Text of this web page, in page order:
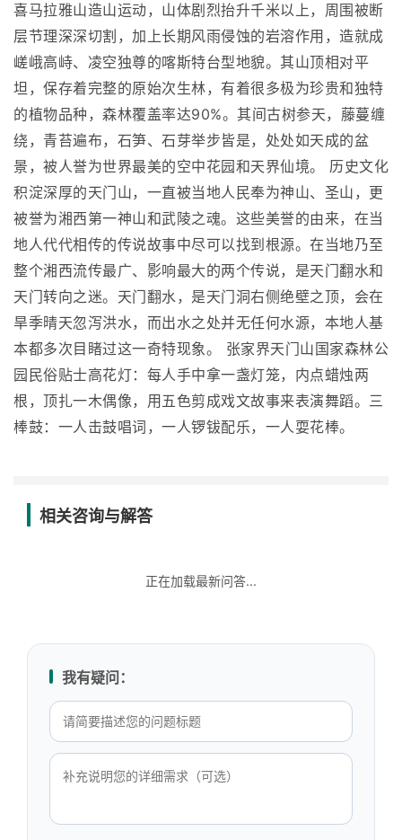
喜马拉雅山造山运动，山体剧烈抬升千米以上，周围被断
层节理深深切割，加上长期风雨侵蚀的岩溶作用，造就成
嵯峨高峙、凌空独尊的喀斯特台型地貌。其山顶相对平
坦，保存着完整的原始次生林，有着很多极为珍贵和独特
的植物品种，森林覆盖率达90%。其间古树参天，藤蔓缠
绕，青苔遍布，石笋、石芽举步皆是，处处如天成的盆
景，被人誉为世界最美的空中花园和天界仙境。 历史文化
积淀深厚的天门山，一直被当地人民奉为神山、圣山，更
被誉为湘西第一神山和武陵之魂。这些美誉的由来，在当
地人代代相传的传说故事中尽可以找到根源。在当地乃至
整个湘西流传最广、影响最大的两个传说，是天门翻水和
天门转向之迷。天门翻水，是天门洞右侧绝壁之顶，会在
旱季晴天忽泻洪水，而出水之处并无任何水源，本地人基
本都多次目睹过这一奇特现象。 张家界天门山国家森林公
园民俗贴士高花灯：每人手中拿一盏灯笼，内点蜡烛两
根，顶扎一木偶像，用五色剪成戏文故事来表演舞蹈。三
棒鼓：一人击鼓唱词，一人锣钹配乐，一人耍花棒。
相关咨询与解答
正在加载最新问答...
我有疑问：